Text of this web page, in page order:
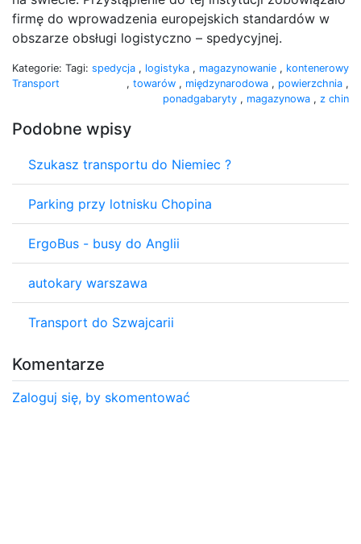
firmę do wprowadzenia europejskich standardów w
obszarze obsługi logistyczno – spedycyjnej.
Kategorie:
Transport
Tagi: spedycja , logistyka , magazynowanie , kontenerowy
, towarów , międzynarodowa , powierzchnia ,
ponadgabaryty , magazynowa , z chin
Podobne wpisy
Szukasz transportu do Niemiec ?
Parking przy lotnisku Chopina
ErgoBus - busy do Anglii
autokary warszawa
Transport do Szwajcarii
Komentarze
Zaloguj się, by skomentować